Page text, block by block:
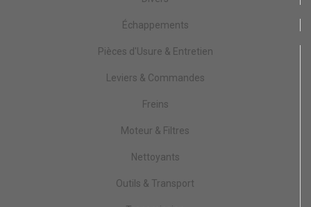
Échappements
Pièces d'Usure & Entretien
Leviers & Commandes
Freins
Moteur & Filtres
Nettoyants
Outils & Transport